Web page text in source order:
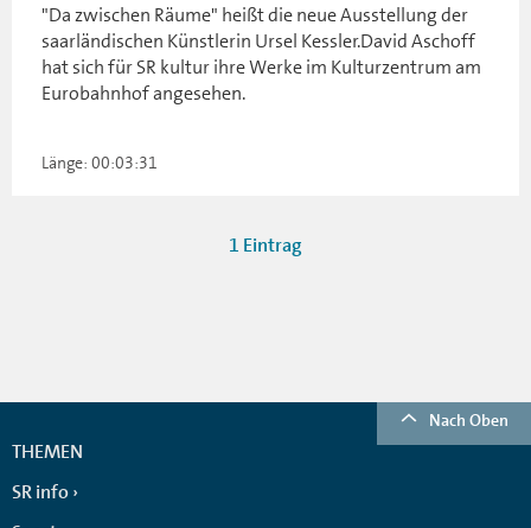
"Da zwischen Räume" heißt die neue Ausstellung der
saarländischen Künstlerin Ursel Kessler.David Aschoff
hat sich für SR kultur ihre Werke im Kulturzentrum am
Eurobahnhof angesehen.
Länge: 00:03:31
1 Eintrag
Nach Oben
THEMEN
SR info